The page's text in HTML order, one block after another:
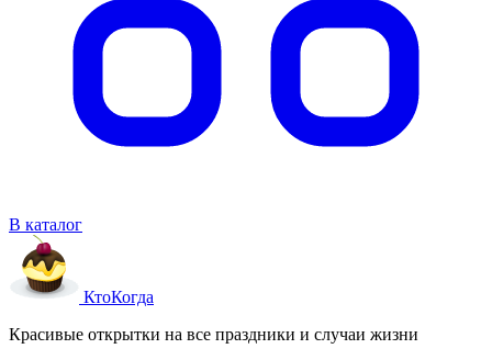
В каталог
КтоКогда
Красивые открытки на все праздники и случаи жизни